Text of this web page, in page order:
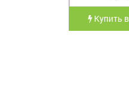
Купить